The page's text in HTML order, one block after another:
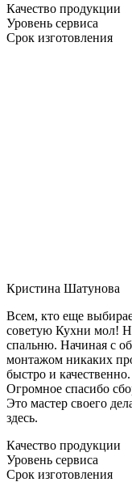
Качество продукции
Уровень сервиса
Срок изготовления
Кристина Шатунова
Всем, кто еще
советую Кухни мол!
спальню. Начиная с
монтажом никаких
быстро и
Огромное спасибо
Это мастер своего
здесь.
Качество продукции
Уровень сервиса
Срок изготовления